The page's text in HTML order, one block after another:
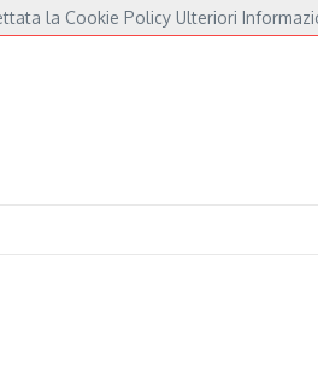
in Piazza dei Cavalieri Druga
la Cookie Policy Ulteriori